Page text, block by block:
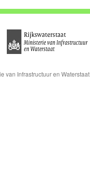
van Infrastructuur en